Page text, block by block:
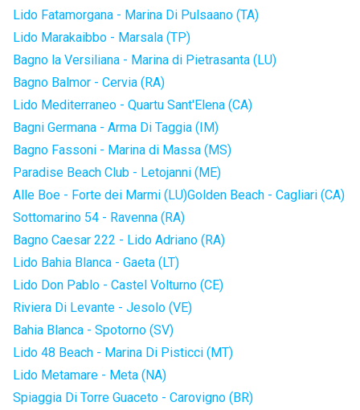
Lido Fatamorgana - Marina Di Pulsaano (TA)
Lido Marakaibbo - Marsala (TP)
Bagno la Versiliana - Marina di Pietrasanta (LU)
Bagno Balmor - Cervia (RA)
Lido Mediterraneo - Quartu Sant'Elena (CA)
Bagni Germana - Arma Di Taggia (IM)
Bagno Fassoni - Marina di Massa (MS)
Paradise Beach Club - Letojanni (ME)
Alle Boe - Forte dei Marmi (LU)Golden Beach - Cagliari (CA)
Sottomarino 54 - Ravenna (RA)
Bagno Caesar 222 - Lido Adriano (RA)
Lido Bahia Blanca - Gaeta (LT)
Lido Don Pablo - Castel Volturno (CE)
Riviera Di Levante - Jesolo (VE)
Bahia Blanca - Spotorno (SV)
Lido 48 Beach - Marina Di Pisticci (MT)
Lido Metamare - Meta (NA)
Spiaggia Di Torre Guaceto - Carovigno (BR)